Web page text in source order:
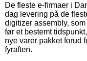
De fleste e-firmaer i
dag levering på de
digitizer assembly,
før et bestemt
nye varer pakket forud
fyraften.